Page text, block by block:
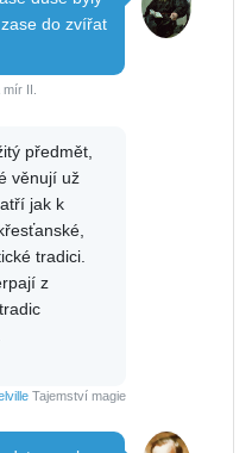
do zvířat
II.
předmět,
věnují už
jak k
tradici.
z
Tajemství magie